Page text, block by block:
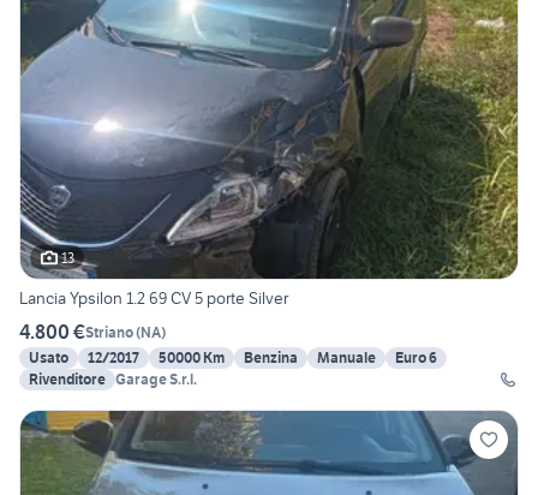
13
Lancia Ypsilon 1.2 69 CV 5 porte Silver
4.800 €Striano(NA)
Usato
12/2017 50000 Km Benzina Manuale
Euro 6
Rivenditore Garage S.r.l.